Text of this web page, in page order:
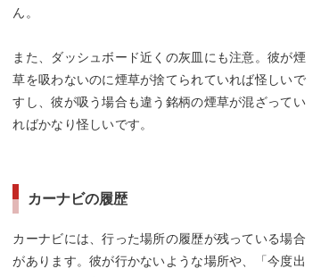
ん。
また、ダッシュボード近くの灰皿にも注意。彼が煙
草を吸わないのに煙草が捨てられていれば怪しいで
すし、彼が吸う場合も違う銘柄の煙草が混ざってい
ればかなり怪しいです。
カーナビの履歴
カーナビには、行った場所の履歴が残っている場合
があります。彼が行かないような場所や、「今度出